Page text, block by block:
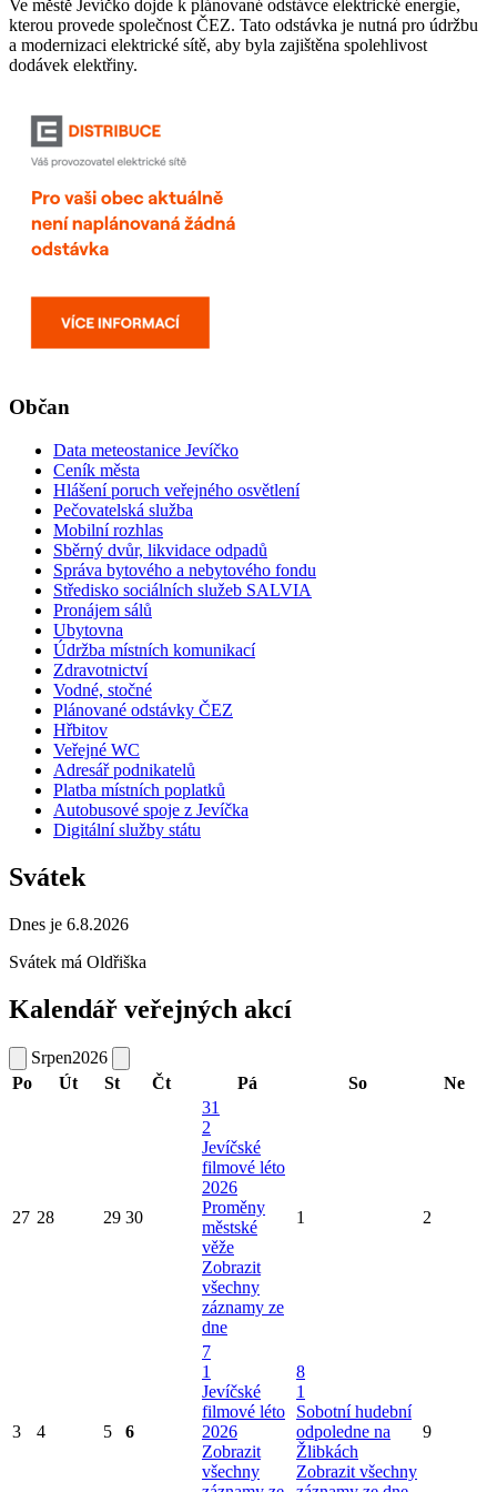
Ve městě Jevíčko dojde k plánované odstávce elektrické energie,
kterou provede společnost ČEZ. Tato odstávka je nutná pro údržbu
a modernizaci elektrické sítě, aby byla zajištěna spolehlivost
dodávek elektřiny.
Občan
Data meteostanice Jevíčko
Ceník města
Hlášení poruch veřejného osvětlení
Pečovatelská služba
Mobilní rozhlas
Sběrný dvůr, likvidace odpadů
Správa bytového a nebytového fondu
Středisko sociálních služeb SALVIA
Pronájem sálů
Ubytovna
Údržba místních komunikací
Zdravotnictví
Vodné, stočné
Plánované odstávky ČEZ
Hřbitov
Veřejné WC
Adresář podnikatelů
Platba místních poplatků
Autobusové spoje z Jevíčka
Digitální služby státu
Svátek
Dnes je 6.8.2026
Svátek má Oldřiška
Kalendář veřejných akcí
Srpen2026
Po
Út St Čt Pá So Ne
27 28 29 30
31
2
Jevíčské
filmové léto
2026
Proměny
městské
věže
Zobrazit
všechny
záznamy ze
dne
1 2
3 4 5 6
7
1
Jevíčské
filmové léto
2026
Zobrazit
všechny
8
1
Sobotní hudební
odpoledne na
Žlibkách
Zobrazit všechny
9